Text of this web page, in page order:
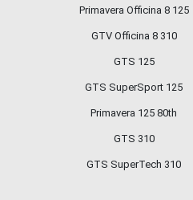
Primavera Officina 8 125
GTV Officina 8 310
GTS 125
GTS SuperSport 125
Primavera 125 80th
GTS 310
310 GTS SuperTech